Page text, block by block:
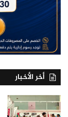
أخر الأخبار